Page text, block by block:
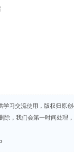
习交流使用，版权归原
，我们会第一时间处理